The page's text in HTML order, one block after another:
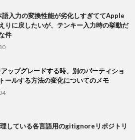
入力の変換性能が劣化しすぎててApple
りに戻したいが、テンキー入力時の挙動だ
件
ップグレードする時、別のパーティショ
ールする方法の変化についてのメモ
している各言語用のgitignoreリポジトリ